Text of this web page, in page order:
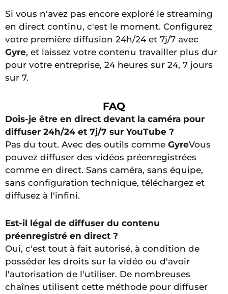
Si vous n'avez pas encore exploré le streaming
en direct continu, c'est le moment. Configurez
votre première diffusion 24h/24 et 7j/7 avec
Gyre, et laissez votre contenu travailler plus dur
pour votre entreprise, 24 heures sur 24, 7 jours
sur 7.
FAQ
Dois-je être en direct devant la caméra pour
diffuser 24h/24 et 7j/7 sur YouTube ?
Pas du tout. Avec des outils comme GyreVous
pouvez diffuser des vidéos préenregistrées
comme en direct. Sans caméra, sans équipe,
sans configuration technique, téléchargez et
diffusez à l'infini.
Est-il légal de diffuser du contenu
préenregistré en direct ?
Oui, c'est tout à fait autorisé, à condition de
posséder les droits sur la vidéo ou d'avoir
l'autorisation de l'utiliser. De nombreuses
chaînes utilisent cette méthode pour diffuser